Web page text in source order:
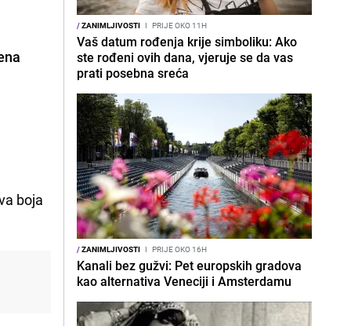
boja
/ZANIMLJIVOSTI I PRIJE OKO 11H
Vaš datum rođenja krije simboliku: Ako
ste rođeni ovih dana, vjeruje se da vas
prati posebna sreća
/ZANIMLJIVOSTI I PRIJE OKO 16H
Kanali bez gužvi: Pet europskih gradova
kao alternativa Veneciji i Amsterdamu